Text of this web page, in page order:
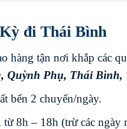
đi Thái Bình
hàng tận nơi khắp các
, Quỳnh Phụ, Thái Bình,
bến 2 chuyến/ngày.
8h – 18h (trừ các ngày